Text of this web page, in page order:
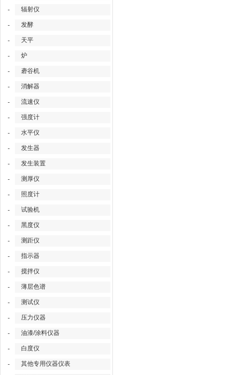
- 辐射仪
- 发酵
- 天平
- 炉
- 砻谷机
- 消解器
- 流速仪
- 强度计
- 水平仪
- 发生器
- 发生装置
- 测厚仪
- 照度计
- 试验机
- 黑度仪
- 测距仪
- 指示器
- 搅拌仪
- 薄层色谱
- 测试仪
- 压力仪器
- 油漆/涂料仪器
- 白度仪
- 其他专用仪器仪表